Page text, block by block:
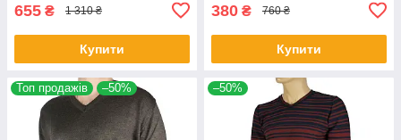
655 ₴ 1 310 ₴
Купити
380 ₴ 760 ₴
Купити
Топ продажів –50% –50%